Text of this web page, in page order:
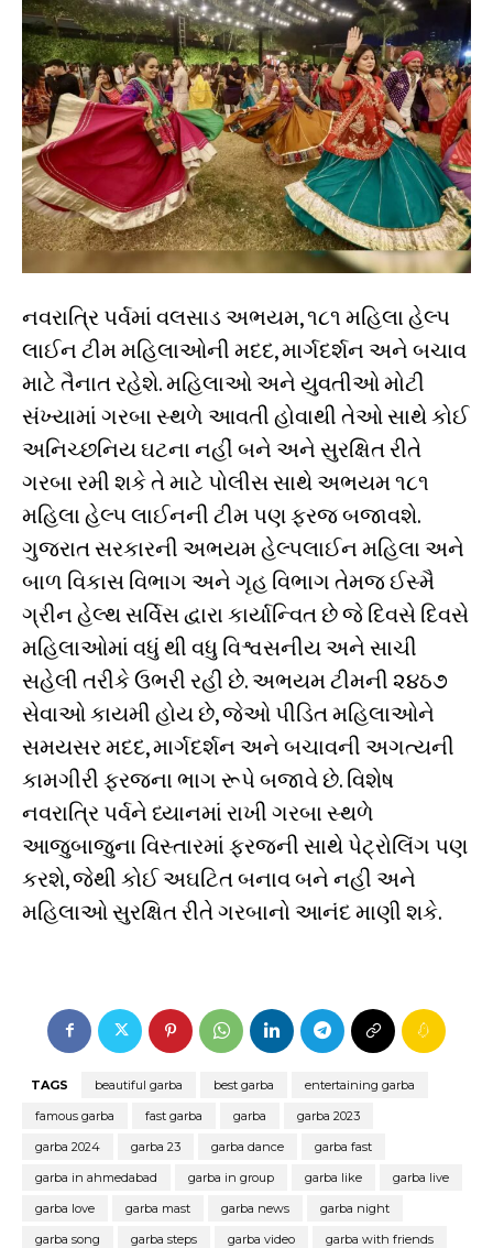
નવરાત્રિ પર્વમાં વલસાડ અભયમ, ૧૮૧ મહિલા હેલ્પ
લાઈન ટીમ મહિલાઓની મદદ, માર્ગદર્શન અને બચાવ
માટે તૈનાત રહેશે. મહિલાઓ અને યુવતીઓ મોટી
સંખ્યામાં ગરબા સ્થળે આવતી હોવાથી તેઓ સાથે કોઈ
અનિચ્છનિય ઘટના નહીં બને અને સુરક્ષિત રીતે
ગરબા રમી શકે તે માટે પોલીસ સાથે અભયમ ૧૮૧
મહિલા હેલ્પ લાઈનની ટીમ પણ ફરજ બજાવશે.
ગુજરાત સરકારની અભયમ હેલ્પલાઈન મહિલા અને
બાળ વિકાસ વિભાગ અને ગૃહ વિભાગ તેમજ ઈસ્મૈ
ગ્રીન હેલ્થ સર્વિસ દ્વારા કાર્યાન્વિત છે જે દિવસે દિવસે
મહિલાઓમાં વધું થી વધુ વિશ્વસનીય અને સાચી
સહેલી તરીકે ઉભરી રહી છે. અભયમ ટીમની ૨૪ઠ૭
સેવાઓ કાયમી હોય છે, જેઓ પીડિત મહિલાઓને
સમયસર મદદ, માર્ગદર્શન અને બચાવની અગત્યની
કામગીરી ફરજના ભાગ રૂપે બજાવે છે. વિશેષ
નવરાત્રિ પર્વને ધ્યાનમાં રાખી ગરબા સ્થળે
આજુબાજુના વિસ્તારમાં ફરજની સાથે પેટ્રોલિંગ પણ
કરશે, જેથી કોઈ અઘટિત બનાવ બને નહી અને
મહિલાઓ સુરક્ષિત રીતે ગરબાનો આનંદ માણી શકે.
TAGS beautiful garba best garba
entertaining garba
famous garba
fast garba garba
garba 2023
garba 2024
garba 23 garba dance
garba fast
garba in ahmedabad
garba in group garba like
garba live
garba love
garba mast garba news
garba night
garba song
garba steps garba video
garba with friends